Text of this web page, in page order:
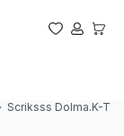
Favorilerim
Hesabım
Scriksss Dolma.K-